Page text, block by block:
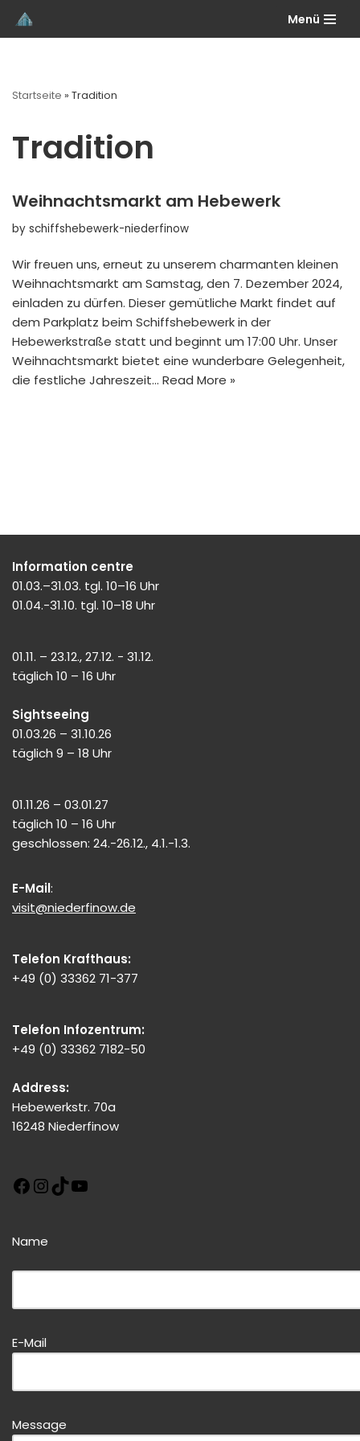
Skip
Menü
Startseite » Tradition
Tradition
Weihnachtsmarkt am Hebewerk
by schiffshebewerk-niederfinow
Wir freuen uns, erneut zu unserem charmanten kleinen
Weihnachtsmarkt am Samstag, den 7. Dezember 2024,
einladen zu dürfen. Dieser gemütliche Markt findet auf
dem Parkplatz beim Schiffshebewerk in der
Hebewerkstraße statt und beginnt um 17:00 Uhr. Unser
Weihnachtsmarkt bietet eine wunderbare Gelegenheit,
die festliche Jahreszeit… Read More »
Information centre
01.03.–31.03. tgl. 10–16 Uhr
01.04.-31.10. tgl. 10–18 Uhr
01.11. – 23.12., 27.12. - 31.12.
täglich 10 – 16 Uhr
Sightseeing
01.03.26 – 31.10.26
täglich 9 – 18 Uhr
01.11.26 – 03.01.27
täglich 10 – 16 Uhr
geschlossen: 24.-26.12., 4.1.-1.3.
E-Mail:
visit@niederfinow.de
Telefon Krafthaus:
+49 (0) 33362 71-377
Telefon Infozentrum:
+49 (0) 33362 7182-50
Address:
Hebewerkstr. 70a
16248 Niederfinow
Name
Bitte dieses Feld leer lassen!
Bitte dieses Feld leer lassen!
E-Mail
Message